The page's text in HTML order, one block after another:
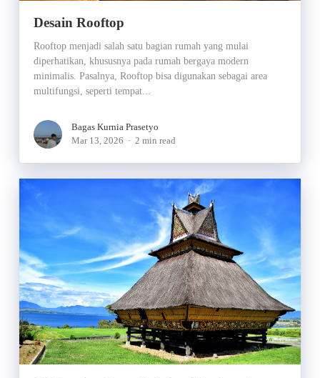
Desain Rooftop
Rooftop menjadi salah satu bagian rumah yang mulai
diperhatikan, khususnya pada rumah bergaya modern
minimalis. Pasalnya, Rooftop bisa digunakan sebagai area
multifungsi, seperti tempat...
Bagas Kurnia Prasetyo
Mar 13, 2026
2 min read